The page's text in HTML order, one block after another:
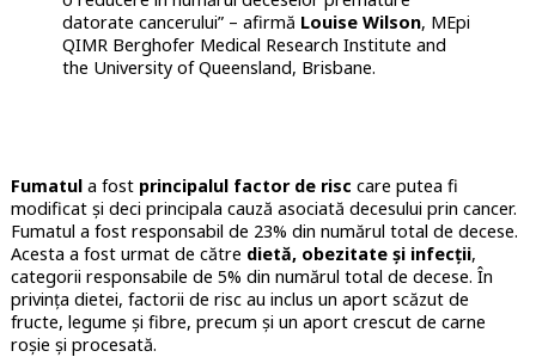
datorate cancerului” – afirmă Louise Wilson, MEpi
QIMR Berghofer Medical Research Institute and
the University of Queensland, Brisbane.
Fumatul a fostprincipalul factor de risc care putea fi
modificat și deci principala cauză asociată decesului prin cancer.
Fumatul a fost responsabil de 23% din numărul total de decese.
Acesta a fost urmat de către dietă, obezitate și infecții,
categorii responsabile de 5% din numărul total de decese. În
privința dietei, factorii de risc au inclus un aport scăzut de
fructe, legume și fibre, precum și un aport crescut de carne
roșie și procesată.